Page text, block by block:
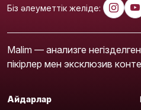
Біз әлеуметтік желіде:
Malim — анализге
пікірлер мен эксклюзив
Айдарлар